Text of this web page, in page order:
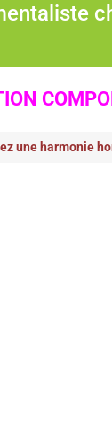
une harmonie